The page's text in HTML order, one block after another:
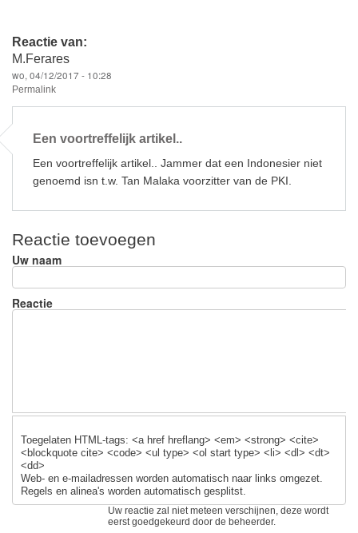
ar
e
c
b
o
o
k
y
Reactie van:
M.Ferares
wo, 04/12/2017 - 10:28
Permalink
Een voortreffelijk artikel..
Een voortreffelijk artikel.. Jammer dat een Indonesier niet
genoemd isn t.w. Tan Malaka voorzitter van de PKI.
Reactie toevoegen
Uw naam
Reactie
Toegelaten HTML-tags: <a href hreflang> <em> <strong> <cite>
<blockquote cite> <code> <ul type> <ol start type> <li> <dl> <dt>
<dd>
Web- en e-mailadressen worden automatisch naar links omgezet.
Regels en alinea's worden automatisch gesplitst.
Uw reactie zal niet meteen verschijnen, deze wordt
eerst goedgekeurd door de beheerder.